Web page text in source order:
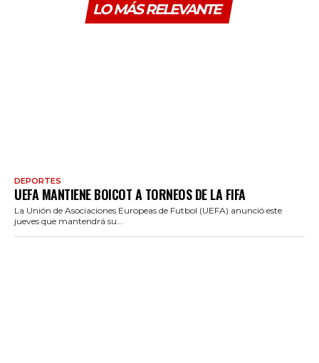
LO MÁS RELEVANTE
DEPORTES
UEFA MANTIENE BOICOT A TORNEOS DE LA FIFA
La Unión de Asociaciones Europeas de Futbol (UEFA) anunció este
jueves que mantendrá su...